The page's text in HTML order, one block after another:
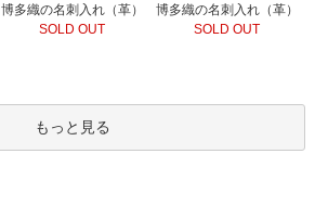
博多織の名刺入れ（革）
SOLD OUT
博多織の名刺入れ（革）
SOLD OUT
もっと見る